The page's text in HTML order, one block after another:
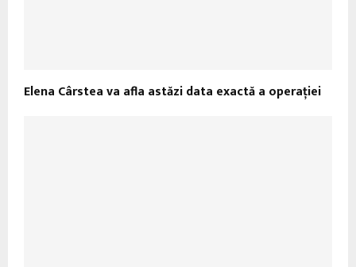
Elena Cârstea va afla astăzi data exactă a operaţiei